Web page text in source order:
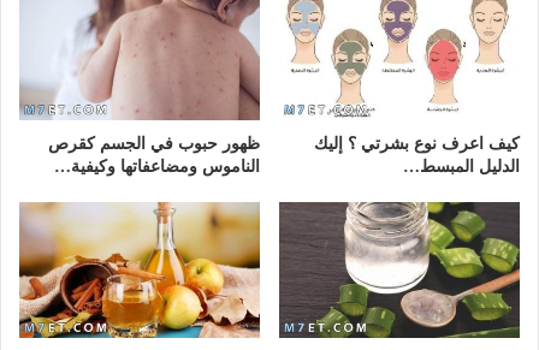
كيف اعرف نوع بشرتي ؟ إليك
الدليل المبسط…
ظهور حبوب في الجسم كقرص
الناموس ومضاعفاتها وكيفية…